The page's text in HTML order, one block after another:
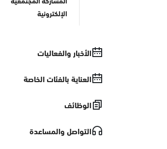
الإلكترونية
الأخبار والفعاليات
العناية بالفئات الخاصة
الوظائف
التواصل والمساعدة